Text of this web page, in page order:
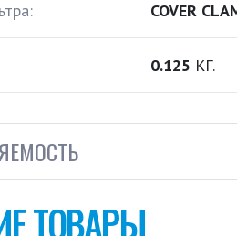
COVER
0.125 КГ.
ТОВАРЫ